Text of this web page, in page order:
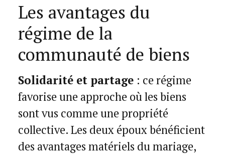
Les avantages du
régime de la
communauté de biens
Solidarité et partage : ce régime
favorise une approche où les biens
sont vus comme une propriété
collective. Les deux époux bénéficient
des avantages matériels du mariage,